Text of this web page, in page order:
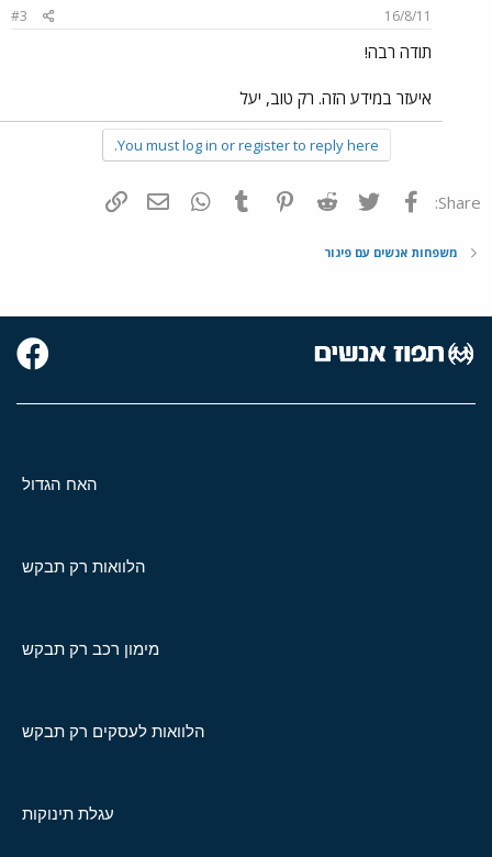
16/8/11
#3
תודה רבה!
איעזר במידע הזה. רק טוב, יעל
You must log in or register to reply here.
Share: פייסבוק Twitter
Reddit
Pinterest
Tumblr
WhatsAppדואר אלקטרוני
משפחות אנשים עם פיגור
האח הגדול
הלוואות רק תבקש
מימון רכב רק תבקש
הלוואות לעסקים רק תבקש
עגלת תינוקות